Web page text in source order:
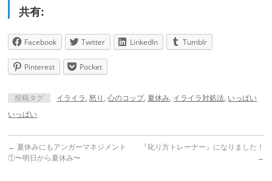
共有:
Facebook Twitter LinkedIn Tumblr
Pinterest Pocket
投稿タグ イライラ ,怒り ,心のコップ, 夏休み イライラ対処法 いっぱい
いっぱい
← 夏休みにもアンガーマネジメント
①〜明日から夏休み〜
『叱り方トレーナー』になりました！
→